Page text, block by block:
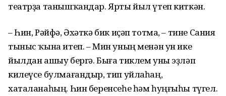
театрҙа танышҡандар. Ярты йыл үтеп киткән.
– Һин, Рәйфә, Әхәткә бик иҫәп тотма, – тине Сания
тыныс ҡына итеп. – Мин уның менән ун ике
йылдан ашыу бергә. Быға тиклем уны эҙләп
килеүсе булмағандыр, тип уйлаһаң,
хаталанаһың. Һин беренсеһе һәм һуңғыһы түгел.